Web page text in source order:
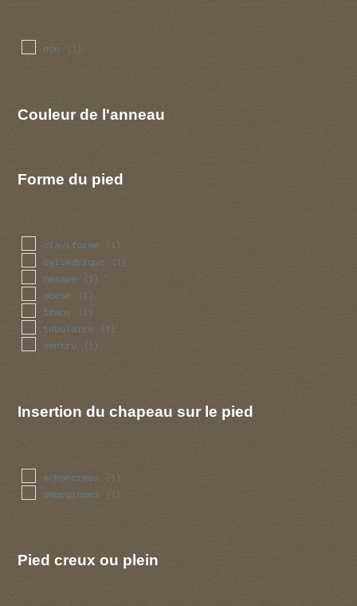
non (1)
Couleur de l'anneau
Forme du pied
claviforme (1)
cylindrique (1)
massue (1)
obese (1)
trapu (1)
tubulaire (1)
ventru (1)
Insertion du chapeau sur le pied
echancrees (1)
emarginees (1)
Pied creux ou plein